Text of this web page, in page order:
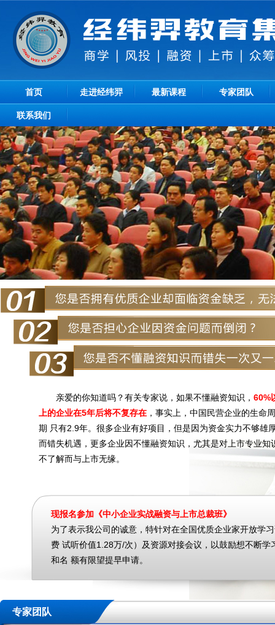
首页 走进经纬羿 最新课程 专家团队
联系我们
亲爱的你知道吗？有关专家说，如果不懂融资知识， 60%
上的企业在5年后将不复存在，事实上，中国民营企业的生命周
期 只有2.9年。很多企业有好项目，但是因为资金实力不够雄
而错失机遇，更多企业因不懂融资知识，尤其是对上市专业知
不了解而与上市无缘。
现报名参加《中小企业实战融资与上市总裁班》
为了表示我公司的诚意，特针对在全国优质企业家开放学
费 试听价值1.28万/次）及资源对接会议，以鼓励想不断学
和名 额有限望提早申请。
专家团队